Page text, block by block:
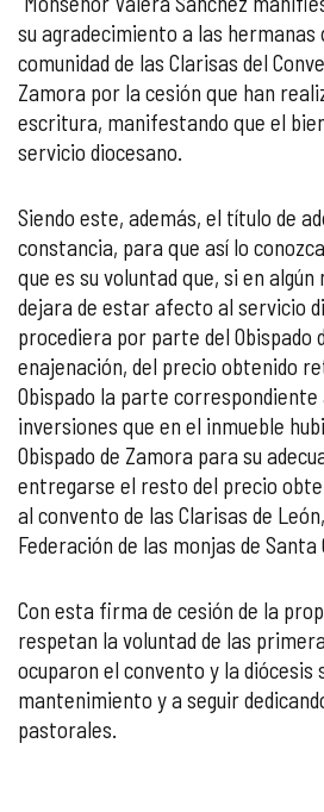
su agradecimiento a las hermanas
comunidad de las Clarisas del
Zamora por la cesión que han
escritura, manifestando que el
servicio diocesano.
Siendo este, además, el título de
constancia, para que así lo
que es su voluntad que, si en
dejara de estar afecto al servicio
procediera por parte del Obispado
enajenación, del precio obtenido
Obispado la parte
inversiones que en el inmueble
Obispado de Zamora para su
entregarse el resto del precio
al convento de las Clarisas de
Federación de las monjas de Santa
Con esta firma de cesión de la
respetan la voluntad de las
ocuparon el convento y la diócesis
mantenimiento y a seguir
pastorales.